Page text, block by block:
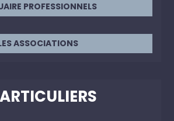
PROFESSIONNELS
ASSOCIATIONS